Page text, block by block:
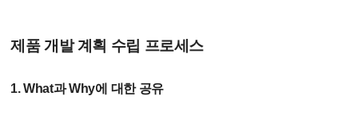
제품 개발 계획 수립 프로세스
1. What과 Why에 대한 공유